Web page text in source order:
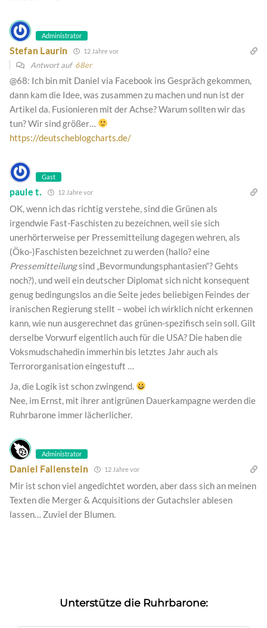
Administrator
Stefan Laurin 12 Jahre vor
Antwort auf 68er
@68: Ich bin mit Daniel via Facebook ins Gespräch gekommen,
dann kam die Idee, was zusammen zu machen und nun ist der
Artikel da. Fusionieren mit der Achse? Warum sollten wir das
tun? Wir sind größer…
https://deutscheblogcharts.de/
Gast
paule t. 12 Jahre vor
OK, wenn ich das richtig verstehe, sind die Grünen als
irgendwie Fast-Faschisten zu bezeichnen, weil sie sich
unerhörterweise per Pressemitteilung dagegen wehren, als
(Öko-)Faschisten bezeichnet zu werden (hallo? eine
Pressemitteilungsind „Bevormundungsphantasien“? Gehts
noch?), und weil ein deutscher Diplomat sich nicht konsequent
genug bedingungslos an die Seite jedes beliebigen Feindes der
iranischen Regierung stellt – wobei ich wirklich nicht erkennen
kann, wie nun ausgerechnet das grünen-spezifisch sein soll. Gilt
derselbe Vorwurf eigentlich auch für die USA? Die haben die
Voksmudschahedin immerhin bis letztes Jahr auch als
Terrororganisation eingestuft …
Ja, die Logik ist schon zwingend.
Nee, im Ernst, mit ihrer antigrünen Dauerkampagne werden die
Ruhrbarone immer lächerlicher.
Administrator
Daniel Fallenstein 12 Jahre vor
Mir ist schon viel angedichtet worden, aber dass sich an meinen
Texten die Merger & Acquisitions der Gutachsler ablesen
lassen… Zuviel der Blumen.
Unterstütze die Ruhrbarone: